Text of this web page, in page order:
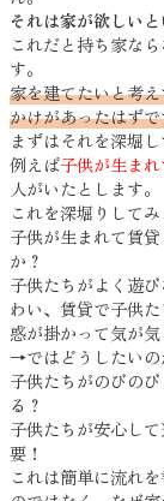
それは家が欲しい
これだと持ち家な
す。
家を建てたいと考
かけがあったはず
まずはそれを深堀し
例えば子供が生ま
人がいたとします。
これを深堀りしてみ
子供が生まれて賃
か？
子供たちがよく遊
わい、賃貸で子供
惑が掛かって気が気
→ではどうしたいの
子供たちがのびの
る？
子供たちが安心し
要！
これは簡単に流れ